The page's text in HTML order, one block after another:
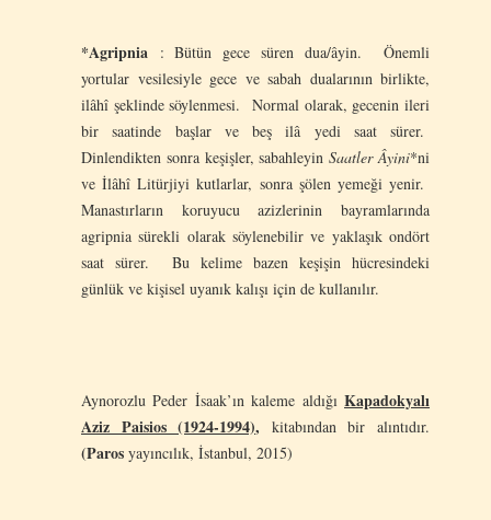
*Agripnia : Bütün gece süren dua/âyin. Önemli
yortular vesilesiyle gece ve sabah dualarının birlikte,
ilâhî şeklinde söylenmesi. Normal olarak, gecenin ileri
bir saatinde başlar ve beş ilâ yedi saat sürer.
Dinlendikten sonra keşişler, sabahleyinSaatler Âyini*ni
ve İlâhî Litürjiyi kutlarlar, sonra şölen yemeği yenir.
Manastırların koruyucu azizlerinin bayramlarında
agripnia sürekli olarak söylenebilir ve yaklaşık ondört
saat sürer. Bu kelime bazen keşişin hücresindeki
günlük ve kişisel uyanık kalışı için de kullanılır.
Aynorozlu Peder İsaak’ın kaleme aldığı Kapadokyalı
Aziz Paisios (1924-1994), kitabından bir alıntıdır.
(Paros yayıncılık, İstanbul, 2015)